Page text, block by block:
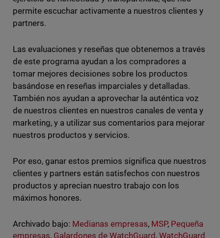
permite escuchar activamente a nuestros clientes y
partners.
Las evaluaciones y reseñas que obtenemos a través
de este programa ayudan a los compradores a
tomar mejores decisiones sobre los productos
basándose en reseñas imparciales y detalladas.
También nos ayudan a aprovechar la auténtica voz
de nuestros clientes en nuestros canales de venta y
marketing, y a utilizar sus comentarios para mejorar
nuestros productos y servicios.
Por eso, ganar estos premios significa que nuestros
clientes y partners están satisfechos con nuestros
productos y aprecian nuestro trabajo con los
máximos honores.
Archivado bajo: Medianas empresas, MSP, Pequeña
empresas, Galardones de WatchGuard,WatchGuard